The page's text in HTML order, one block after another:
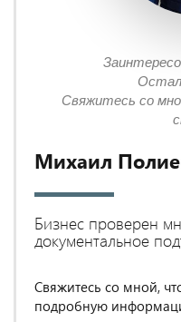
Свяжитесь со
Михаил
Бизнес проверен
документальное
Свяжитесь со мной,
подробную